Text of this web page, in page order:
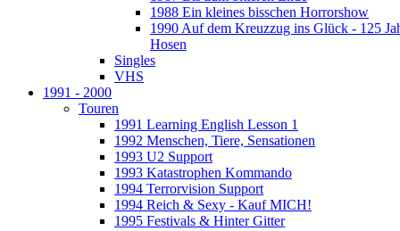
1988 Ein kleines bisschen Horrorshow
1990 Auf dem Kreuzzug ins Glück - 125
Hosen
Singles
VHS
1991 - 2000
Touren
1991 Learning English Lesson 1
1992 Menschen, Tiere, Sensationen
1993 U2 Support
1993 Katastrophen Kommando
1994 Terrorvision Support
1994 Reich & Sexy - Kauf MICH!
1995 Festivals & Hinter Gitter